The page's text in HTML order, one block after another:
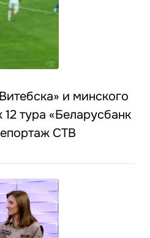
и минского
тура «Беларусбанк
СТВ